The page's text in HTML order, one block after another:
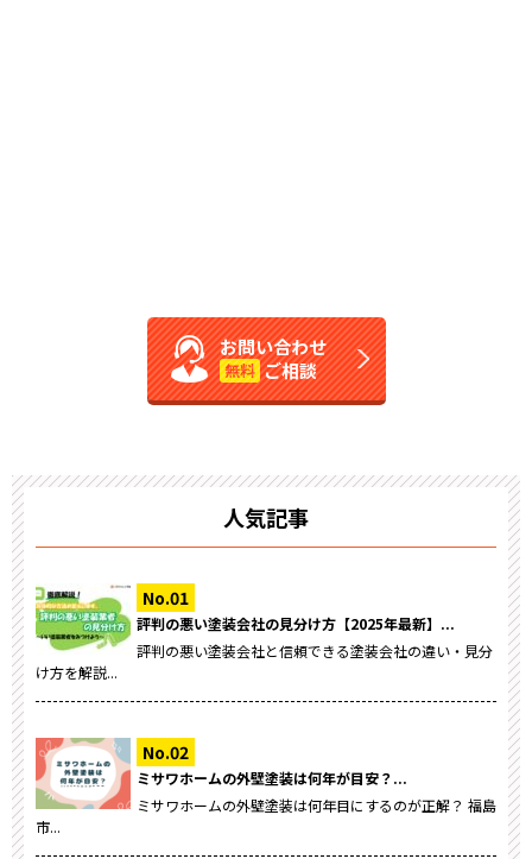
お問い合わせ
無料 ご相談
人気記事
評判の悪い塗装会社の見分け方【2025年最新】...
評判の悪い塗装会社と信頼できる塗装会社の違い・見分
け方を解説...
ミサワホームの外壁塗装は何年が目安？...
ミサワホームの外壁塗装は何年目にするのが正解？ 福島
市...